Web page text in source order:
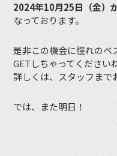
2024年10月25日（金）
なっております。
是非この機会に憧れのベ
GETしちゃってください
詳しくは、スタッフまで
では、また明日！